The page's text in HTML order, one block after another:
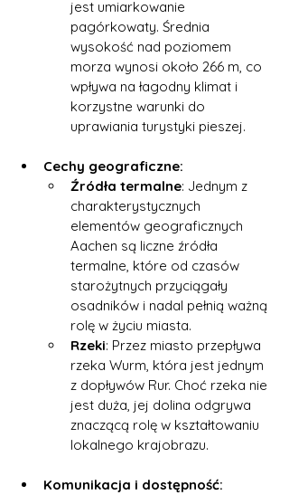
jest umiarkowanie
pagórkowaty. Średnia
wysokość nad poziomem
morza wynosi około 266 m, co
wpływa na łagodny klimat i
korzystne warunki do
uprawiania turystyki pieszej.
Cechy geograficzne:
Źródła termalne: Jednym z
charakterystycznych
elementów geograficznych
Aachen są liczne źródła
termalne, które od czasów
starożytnych przyciągały
osadników i nadal pełnią ważną
rolę w życiu miasta.
Rzeki: Przez miasto przepływa
rzeka Wurm, która jest jednym
z dopływów Rur. Choć rzeka nie
jest duża, jej dolina odgrywa
znaczącą rolę w kształtowaniu
lokalnego krajobrazu.
Komunikacja i dostępność: